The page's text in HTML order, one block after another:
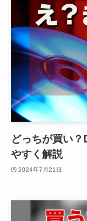
どっちが買い
やすく解説
2024年7月21日